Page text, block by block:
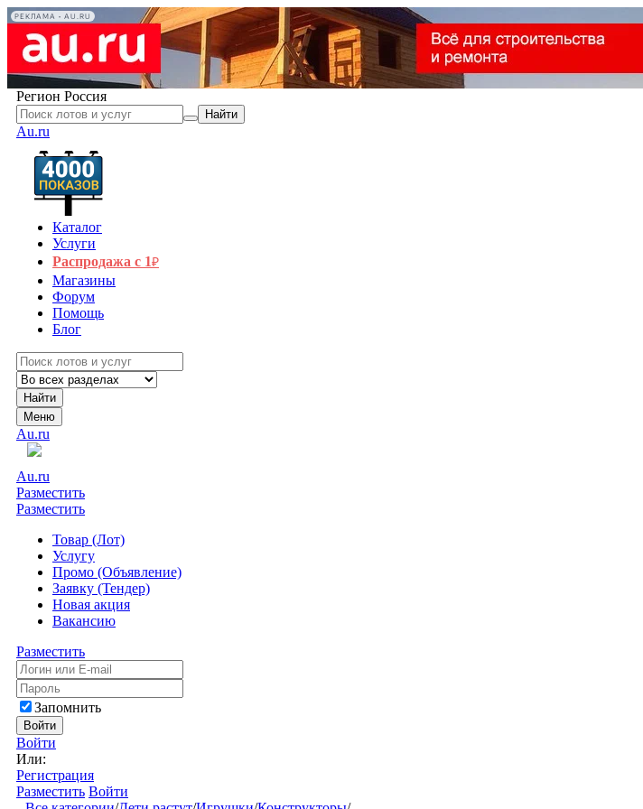
РЕКЛАМА • AU.RU
Регион Россия
Найти
Au.ru
Каталог
Услуги
Распродажа с 1₽
Магазины
Форум
Помощь
Блог
Найти
Меню
Au.ru
Au.ru
Разместить
Разместить
Товар (Лот)
Услугу
Промо (Объявление)
Заявку (Тендер)
Новая акция
Вакансию
Разместить
Запомнить
Войти
Войти
Или:
Регистрация
Разместить Войти